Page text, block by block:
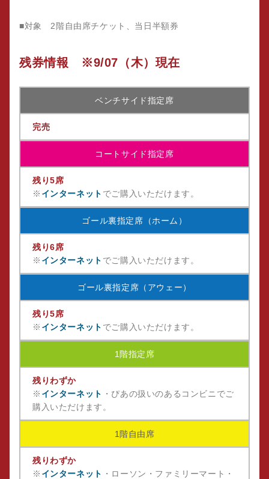
■対象 2階自由席チケット、当日半額券
残券情報 ※9/07（木）現在
ベンチサイド指定席
完売
コートサイド指定席
残り5席
※ インターネット でご購入いただけます。
ゴール裏指定席（ホーム）
残り6席
※ インターネット でご購入いただけます。
ゴール裏指定席（アウェー）
残り5席
※ インターネット でご購入いただけます。
1階指定席
残りわずか
※ インターネット ・ぴあの扱いのあるコンビニでご
購入いただけます。
1階自由席
残りわずか
※ インターネット ・ローソン・ファミリーマート・